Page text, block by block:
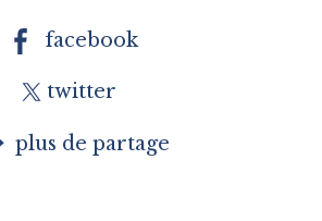
facebook
twitter
plus de partage